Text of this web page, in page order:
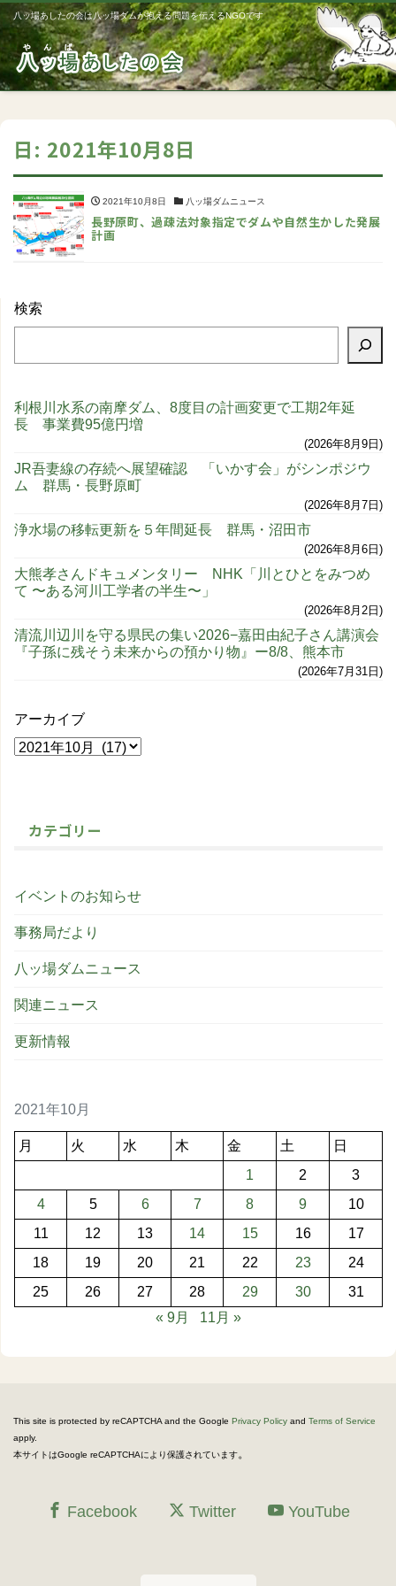
八ッ場あしたの会は八ッ場ダムが抱える問題を伝えるNGOです
日: 2021年10月8日
2021年10月8日 八ッ場ダムニュース
長野原町、過疎法対象指定でダムや自然生かした発展
計画
検索
利根川水系の南摩ダム、8度目の計画変更で工期2年延
長 事業費95億円増
2026年8月9日
JR吾妻線の存続へ展望確認 「いかす会」がシンポジウ
ム 群馬・長野原町
2026年8月7日
浄水場の移転更新を５年間延長 群馬・沼田市
2026年8月6日
大熊孝さんドキュメンタリー NHK「川とひとをみつめ
て 〜ある河川工学者の半生〜」
2026年8月2日
清流川辺川を守る県民の集い2026−嘉田由紀子さん講演会
『子孫に残そう未来からの預かり物』ー8/8、熊本市
2026年7月31日
アーカイブ
カテゴリー
イベントのお知らせ
事務局だより
八ッ場ダムニュース
関連ニュース
更新情報
2021年10月
月 火 水 木 金 土
日
1
2
3
4
5 6 7 8 9
10
11
12 13 14 15 16
17
18
19 20 21 22 23
24
25
26 27 28 29 30
31
« 9月
11月 »
This site is protected by reCAPTCHA and the Google Privacy Policy and Terms of Service
apply.
本サイトはGoogle reCAPTCHAにより保護されています。
Facebook Twitter YouTube